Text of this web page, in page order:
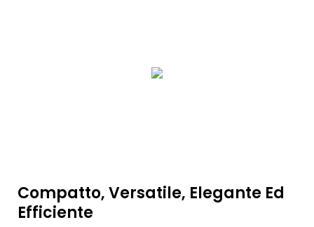
Compatto, Versatile, Elegante Ed
Efficiente